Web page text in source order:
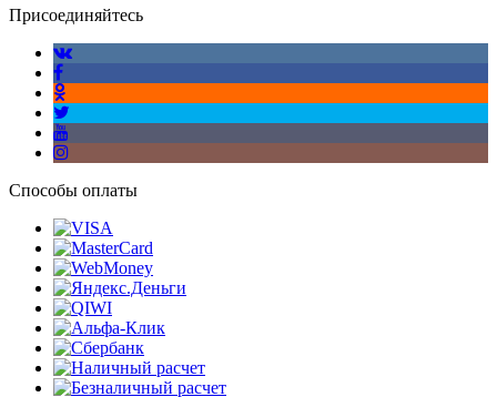
Присоединяйтесь
Способы оплаты